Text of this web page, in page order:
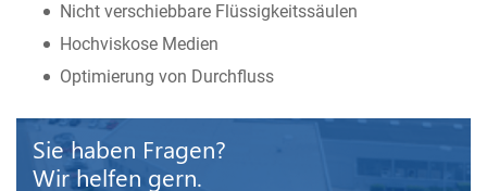
Nicht verschiebbare Flüssigkeitssäulen
Hochviskose Medien
Optimierung von Durchfluss
Sie haben Fragen?
Wir helfen gern.